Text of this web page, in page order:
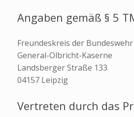
Angaben gemäß § 5
Freundeskreis der Bundeswehr
General-Olbricht-Kaserne
Landsberger Straße 133
04157 Leipzig
Vertreten durch das